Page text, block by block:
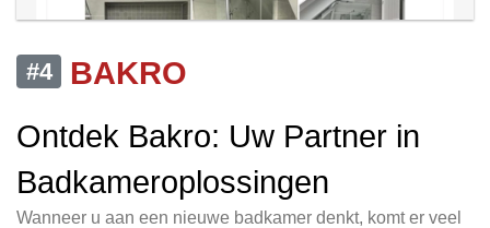
#4
BAKRO
Ontdek Bakro: Uw Partner in
Badkameroplossingen
Wanneer u aan een nieuwe badkamer denkt, komt er veel